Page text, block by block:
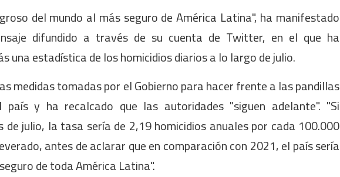
del mundo al más seguro de América Latina", ha manifestado
difundido a través de su cuenta de Twitter, en el que ha
una estadística de los homicidios diarios a lo largo de julio.
medidas tomadas por el Gobierno para hacer frente a las pandillas
y ha recalcado que las autoridades "siguen adelante". "Si
de julio, la tasa sería de 2,19 homicidios anuales por cada 100.000
antes de aclarar que en comparación con 2021, el país sería
de toda América Latina".